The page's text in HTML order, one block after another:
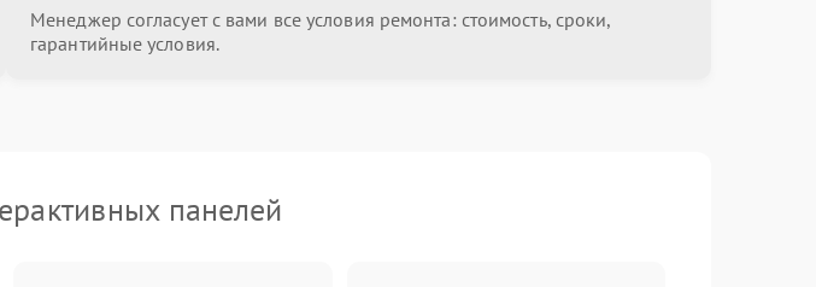
Менеджер согласует с вами все условия ремонта: стоимость, сроки,
гарантийные условия.
панелей